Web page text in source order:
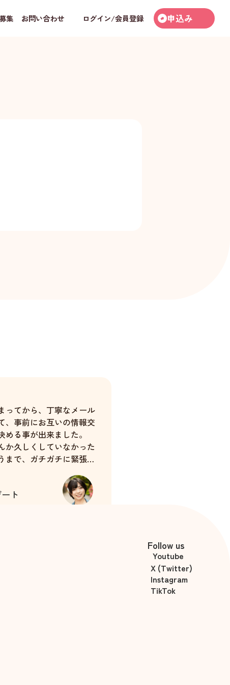
集 お問い合わせ ログイン/会員登録 申込み
ってから、丁寧なメール
、事前にお互いの情報交
る事が出来ました。
か久しくしていなかった
まで、ガチガチに緊張し
なのに大変に気さく
うとしてくれていたと思
の彼女みたいに自然に腕
い物に付き合ってもらい
ト
Follow us
Youtube
X (Twitter)
Instagram
TikTok